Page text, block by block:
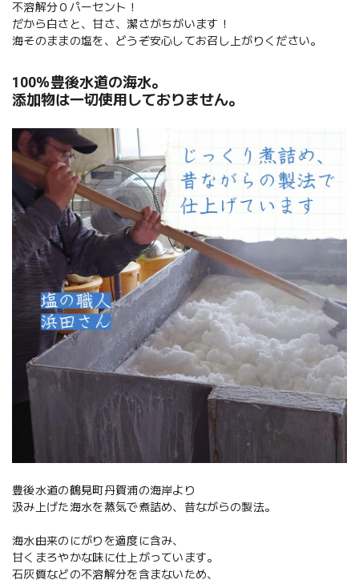
不溶解分０パーセント！
だから白さと、甘さ、潔さがちがいます！
海そのままの塩を、どうぞ安心してお召し上がりください。
100％豊後水道の海水。
添加物は一切使用しておりません。
豊後水道の鶴見町丹賀浦の海岸より
汲み上げた海水を蒸気で煮詰め、昔ながらの製法。
海水由来のにがりを適度に含み、
甘くまろやかな味に仕上がっています。
石灰質などの不溶解分を含まないため、